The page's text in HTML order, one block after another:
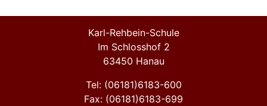
Karl-Rehbein-Schule
Im Schlosshof 2
63450 Hanau
Tel: (06181)6183-600
Fax: (06181)6183-699